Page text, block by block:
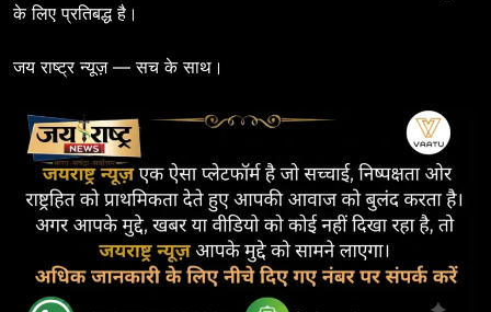
के लिए प्रतिबद्ध है।
जय राष्ट्र न्यूज़ — सच के साथ।